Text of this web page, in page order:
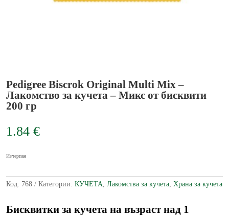
Pedigree Biscrok Original Multi Mix –
Лакомство за кучета – Микс от бисквити
200 гр
1.84 €
Изчерпан
Код: 768 Категории: КУЧЕТА, Лакомства за кучета, Храна за кучета
Бисквитки за кучета на възраст над 1